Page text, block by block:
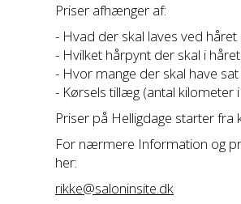
Priser afhænger af:
- Hvad der skal laves ved håret
- Hvilket hårpynt der skal i
- Hvor mange der skal have
- Kørsels tillæg (antal kilometer
Priser på Helligdage starter fra
For nærmere Information og
her:
rikke@saloninsite.dk